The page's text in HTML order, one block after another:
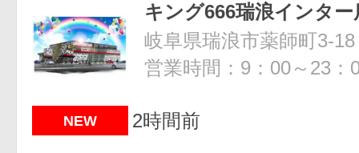
キング666瑞浪インター
岐阜県瑞浪市薬師町3-18
営業時間：9：00～23：
NEW 2時間前